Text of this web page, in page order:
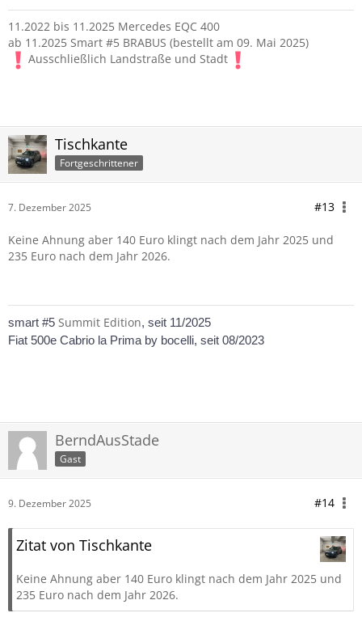
11.2022 bis 11.2025 Mercedes EQC 400
ab 11.2025 Smart #5 BRABUS (bestellt am 09. Mai 2025)
Ausschließlich Landstraße und Stadt
Tischkante
Fortgeschrittener
7. Dezember 2025 #13
Keine Ahnung aber 140 Euro klingt nach dem Jahr 2025 und
235 Euro nach dem Jahr 2026.
smart #5 Summit Edition, seit 11/2025
Fiat 500e Cabrio la Prima by bocelli, seit 08/2023
BerndAusStade
Gast
9. Dezember 2025 #14
Zitat von Tischkante
Keine Ahnung aber 140 Euro klingt nach dem Jahr 2025 und
235 Euro nach dem Jahr 2026.